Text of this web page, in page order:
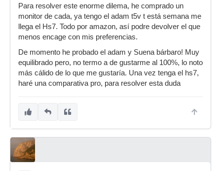
Para resolver este enorme dilema, he comprado un
monitor de cada, ya tengo el adam t5v t está semana me
llega el Hs7. Todo por amazon, así podre devolver el que
menos encage con mis preferencias.
De momento he probado el adam y Suena bárbaro! Muy
equilibrado pero, no termo a de gustarme al 100%, lo noto
más cálido de lo que me gustaría. Una vez tenga el hs7,
haré una comparativa pro, para resolver esta duda